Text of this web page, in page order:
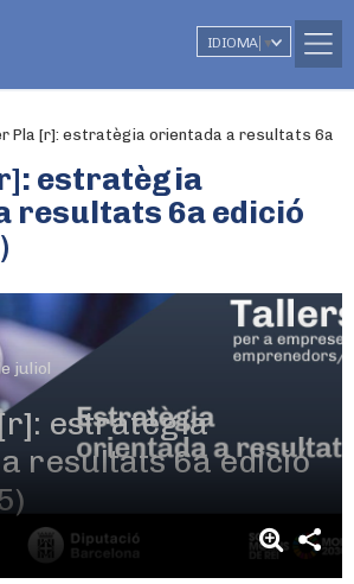
IDIOMA ▼
Pla [r]: estratègia orientada a resultats 6a
estratègia
resultats 6a edició
juliol
estratègia
resultats 6a edició